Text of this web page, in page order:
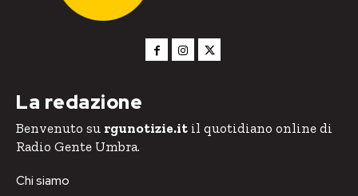
La redazione
Benvenuto su rgunotizie.it il quotidiano online di
Radio Gente Umbra.
Chi siamo